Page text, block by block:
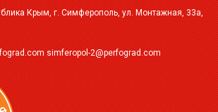
Крым, г. Симферополь, ул. Монтажная, 33а,
simferopol-2@perfograd.com